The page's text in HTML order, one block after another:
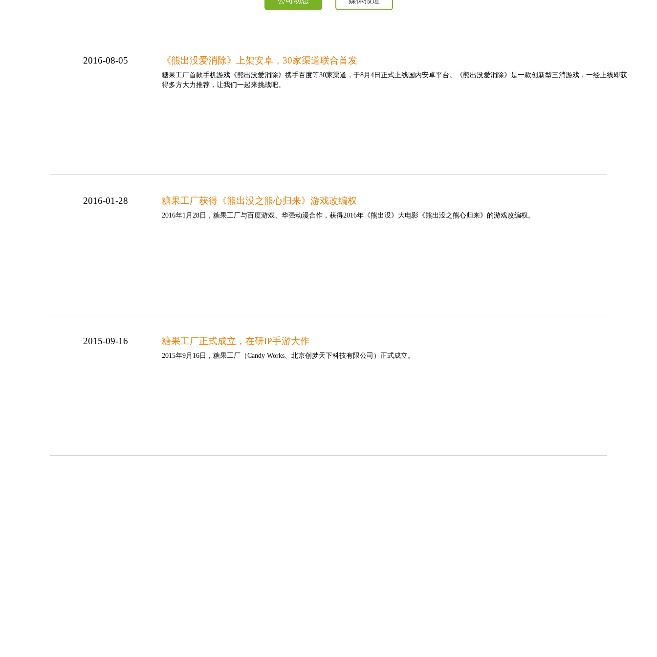
2016-08-05 《熊出没爱消除》上架安卓，30家渠道联合首发
糖果工厂首款手机游戏《熊出没爱消除》携手百度等30家渠道，于8月4日正式上线国内安卓平台。《熊出没爱消除》是一款创新型三消游戏，一经上线即获
得多方大力推荐，让我们一起来挑战吧。
2016-01-28 糖果工厂获得《熊出没之熊心归来》游戏改编权
2016年1月28日，糖果工厂与百度游戏、华强动漫合作，获得2016年《熊出没》大电影《熊出没之熊心归来》的游戏改编权。
2015-09-16 糖果工厂正式成立，在研IP手游大作
2015年9月16日，糖果工厂（Candy Works、北京创梦天下科技有限公司）正式成立。